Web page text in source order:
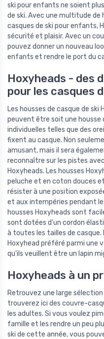
ski pour enfants ne soient
de ski. Avec une multitude de
casques de ski pour enfants,
sécurité et plaisir. Avec un
pouvez donner un nouveau
enfants et rendre le port du
Hoxyheads - des
pour les casques
Les housses de casque de
peuvent être soit une housse
individuelles telles que des
fixent au casque. Non
amusant, mais il sera
reconnaître sur les pistes
Hoxyheads. Les housses
peluche et en coton douces
résister à une position
et aux intempéries pendant
housses Hoxyheads sont
sont dotées d'un cordon
à toutes les tailles de
Hoxyhead préféré parmi une
qu'ils veuillent être un lapin
Hoxyheads à un
Retrouvez une large
trouverez ici des couvre-
les adultes. Si vous voulez
famille et les rendre un peu
ski de cette année, vous